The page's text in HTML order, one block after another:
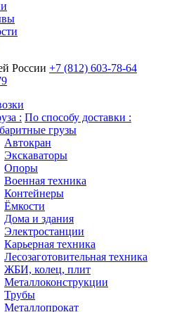
России +7 (812) 603-78-64
: По способу доставки :
грузы
Автокран
Экскаваторы
Опоры
Военная техника
Контейнеры
Ёмкости
Дома и здания
Электростанции
Карьерная техника
Лесозаготовительная техника
ЖБИ, колец, плит
Металлоконструкции
Трубы
Металлопрокат